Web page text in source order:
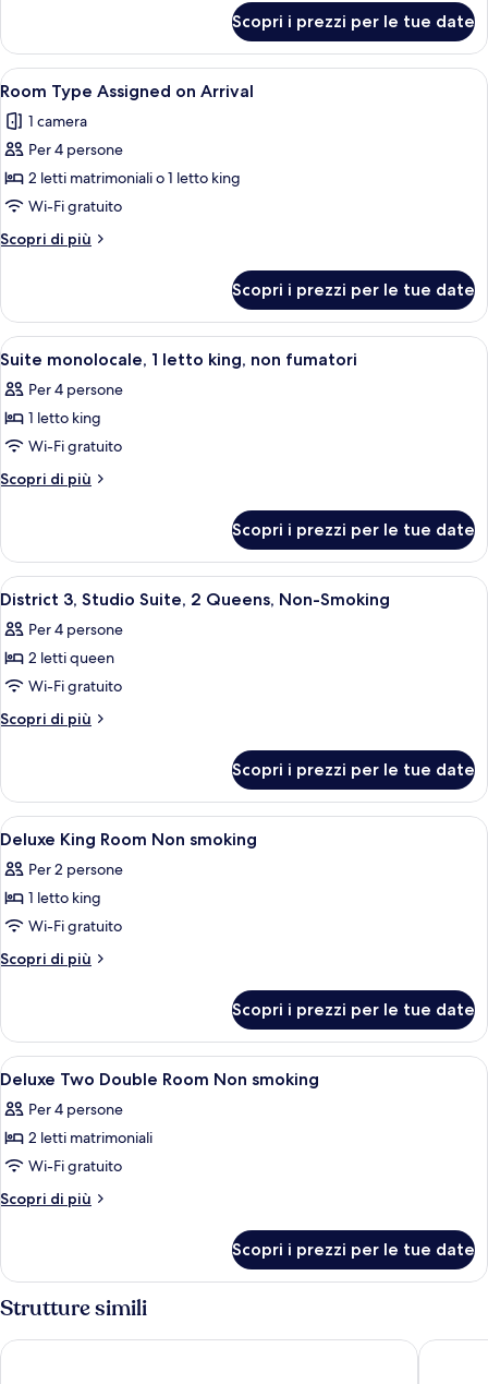
Suite,
Non-
Smoking
3,
Executive
King
Non-
Smoking
Scopri i prezzi per le tue date
Apri
tutte
le
foto
per
Room
Type
Assigned
Arrival
Un hotel con diversi piani, una ruota
6
Room Type Assigned on Arrival
1 camera
Per 4 persone
2 letti matrimoniali o 1 letto king
Wi-Fi gratuito
Scopri di più
Altri
Type
Assigned
on
Scopri i prezzi per le tue date
Apri
tutte
le
foto
per
Suite
letto
king,
non
fumatori
Suite monolocale, 1 letto king, non
4
Suite monolocale, 1 letto king, non fumatori
Per 4 persone
1 letto king
Wi-Fi gratuito
Scopri di più
Altri
monolocale,
letto
non
fumatori
Scopri i prezzi per le tue date
Apri
tutte
le
foto
per
District
Suite,
2
Queens,
Non-
Smoking
Camera d'albergo con due letti, una
4
District 3, Studio Suite, 2 Queens, Non-Smoking
Per 4 persone
2 letti queen
Wi-Fi gratuito
Scopri di più
Altri
3,
Studio
Suite,
Queens,
Non-
Scopri i prezzi per le tue date
Apri
tutte
le
foto
per
Deluxe
Non
smoking
Copriletto in piuma, materassi a
5
Deluxe King Room Non smoking
Per 2 persone
1 letto king
Wi-Fi gratuito
Scopri di più
Altri
King
Room
Non
Scopri i prezzi per le tue date
Apri
tutte
le
foto
per
Deluxe
Room
smoking
Doccia, set di cortesia firmato,
1
Deluxe Two Double Room Non smoking
Per 4 persone
2 letti matrimoniali
Wi-Fi gratuito
Scopri di più
Altri
Two
Double
Room
Non
smoking
Scopri i prezzi per le tue date
Strutture simili
Flamingo Las Vegas Hotel & Casino Planet